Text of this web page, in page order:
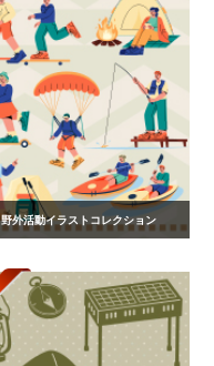
野外活動イラストコレクション